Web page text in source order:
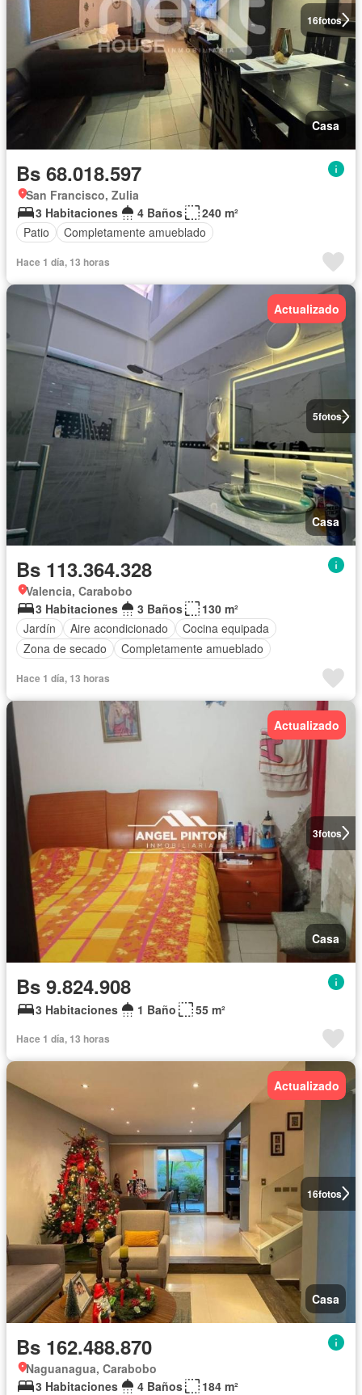
16fotos
Casa
Bs 68.018.597
San Francisco, Zulia
3 Habitaciones
4 Baños
240 m²
Patio
Completamente amueblado
Hace 1 día, 13 horas
5fotos
Actualizado
Casa
Bs 113.364.328
Valencia, Carabobo
3 Habitaciones
3 Baños
130 m²
Jardín
Aire acondicionado
Cocina equipada
Zona de secado
Completamente amueblado
Hace 1 día, 13 horas
3fotos
Actualizado
Casa
Bs 9.824.908
3 Habitaciones 1 Baño 55 m²
Hace 1 día, 13 horas
16fotos
Actualizado
Casa
Bs 162.488.870
Naguanagua, Carabobo
3 Habitaciones
4 Baños
184 m²